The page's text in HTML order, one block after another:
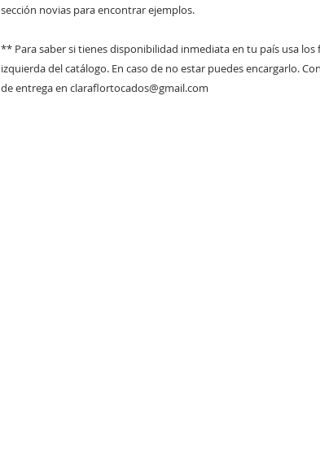
sección novias para encontrar ejemplos.
** Para saber si tienes disponibilidad inmediata en tu país usa los
izquierda del catálogo. En caso de no estar puedes encargarlo.
de entrega en claraflortocados@gmail.com